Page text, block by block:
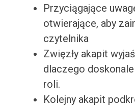
Przyciągające
otwierające, aby
czytelnika
Zwięzły akapit
dlaczego
roli.
Kolejny akapit